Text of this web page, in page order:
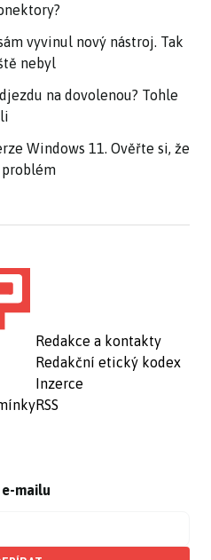
vyvinul nový nástroj. Tak
nebyl
na dovolenou? Tohle
Windows 11. Ověřte si, že
Redakce a kontakty
Redakční etický kodex
Inzerce
RSS
mailu